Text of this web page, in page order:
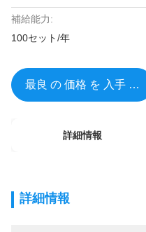
補給能力:
100セット/年
最良 の 価格 を 入手 する
詳細情報
詳細情報